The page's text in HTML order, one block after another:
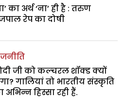
का अर्थ ‘ना’ ही है : तरुण
रेप का दोषी
जी को कल्चरल शॉक्ड क्यों
गालियां तो भारतीय संस्कृति
अभिन्न हिस्सा रही हैं.